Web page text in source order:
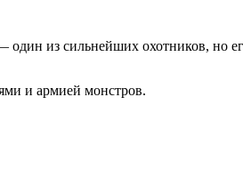
один из сильнейших охотников, но
и армией монстров.